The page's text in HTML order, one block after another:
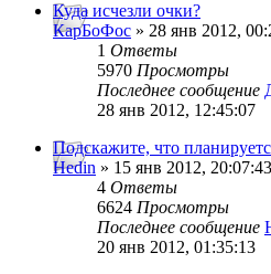
Куда исчезли очки?
КарБоФос » 28 янв 2012,
1 Ответы
5970 Просмотры
Последнее сообщение
28 янв 2012, 12:45:07
Подскажите, что
Hedin » 15 янв 2012, 20:07:43
4 Ответы
6624 Просмотры
Последнее сообщение
20 янв 2012, 01:35:13